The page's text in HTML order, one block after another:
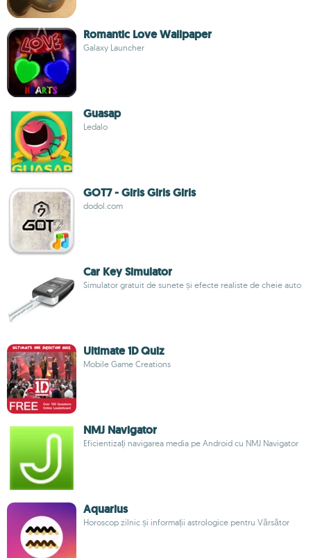
Romantic Love Wallpaper
Galaxy Launcher
Guasap
Ledalo
GOT7 - Girls Girls Girls
dodol.com
Car Key Simulator
Simulator gratuit de sunete și efecte realiste de cheie auto
Ultimate 1D Quiz
Mobile Game Creations
NMJ Navigator
Eficientizați navigarea media pe Android cu NMJ Navigator
Aquarius
Horoscop zilnic și informații astrologice pentru Vărsător